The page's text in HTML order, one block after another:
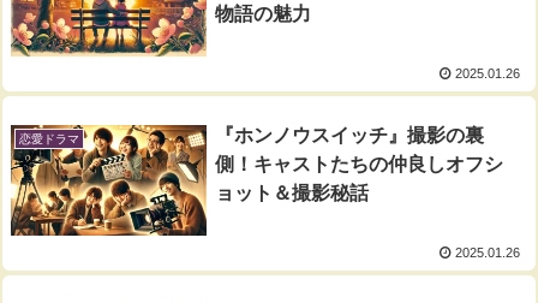
物語の魅力
2025.01.26
恋愛ドラマ
『ホンノウスイッチ』撮影の裏
側！キャストたちの仲良しオフシ
ョット＆撮影秘話
2025.01.26